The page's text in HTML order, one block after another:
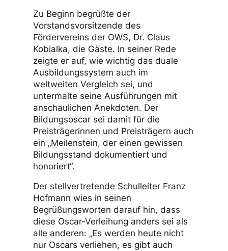
Zu Beginn begrüßte der
Vorstandsvorsitzende des
Fördervereins der OWS, Dr. Claus
Kobialka, die Gäste. In seiner Rede
zeigte er auf, wie wichtig das duale
Ausbildungssystem auch im
weltweiten Vergleich sei, und
untermalte seine Ausführungen mit
anschaulichen Anekdoten. Der
Bildungsoscar sei damit für die
Preisträgerinnen und Preisträgern auch
ein „Meilenstein, der einen gewissen
Bildungsstand dokumentiert und
honoriert“.
Der stellvertretende Schulleiter Franz
Hofmann wies in seinen
Begrüßungsworten darauf hin, dass
diese Oscar-Verleihung anders sei als
alle anderen: „Es werden heute nicht
nur Oscars verliehen, es gibt auch